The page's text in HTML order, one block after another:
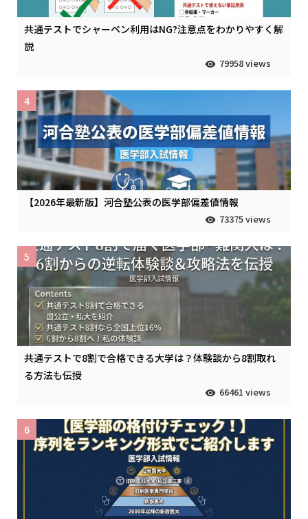
共通テストでシャーペン利用はNG?注意点をわかりやすく解
説
79958 views
【2026年最新版】河合塾公表の医学部偏差値情報
73375 views
4
共通テストで8割で合格できる大学は？体験談から8割取れ
る方法も伝授
66461 views
5
6